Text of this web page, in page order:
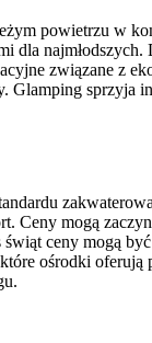
powietrzu
związane z
mogą
ceny mogą
ośrodki